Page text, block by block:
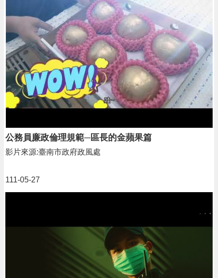
公務員廉政倫理規範─區長的金蘋果篇
111-05-27
影片來源:臺南市政府政風處